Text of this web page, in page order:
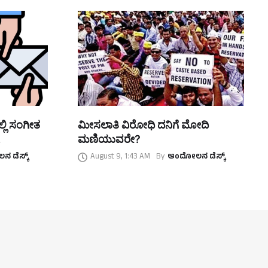
ಸಂಗೀತ
ಡೆಸ್ಕ್
ಮೀಸಲಾತಿ ವಿರೋಧಿ ದನಿಗೆ ಮೋದಿ
ಮಣಿಯುವರೇ?
August 9, 1:43 AM By ಆಂದೋಲನ ಡೆಸ್ಕ್